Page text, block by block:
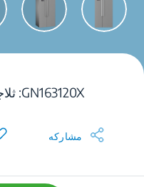
مشاركه